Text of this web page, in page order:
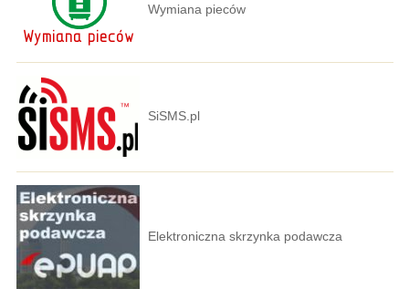
Wymiana pieców
SiSMS.pl
Elektroniczna skrzynka podawcza